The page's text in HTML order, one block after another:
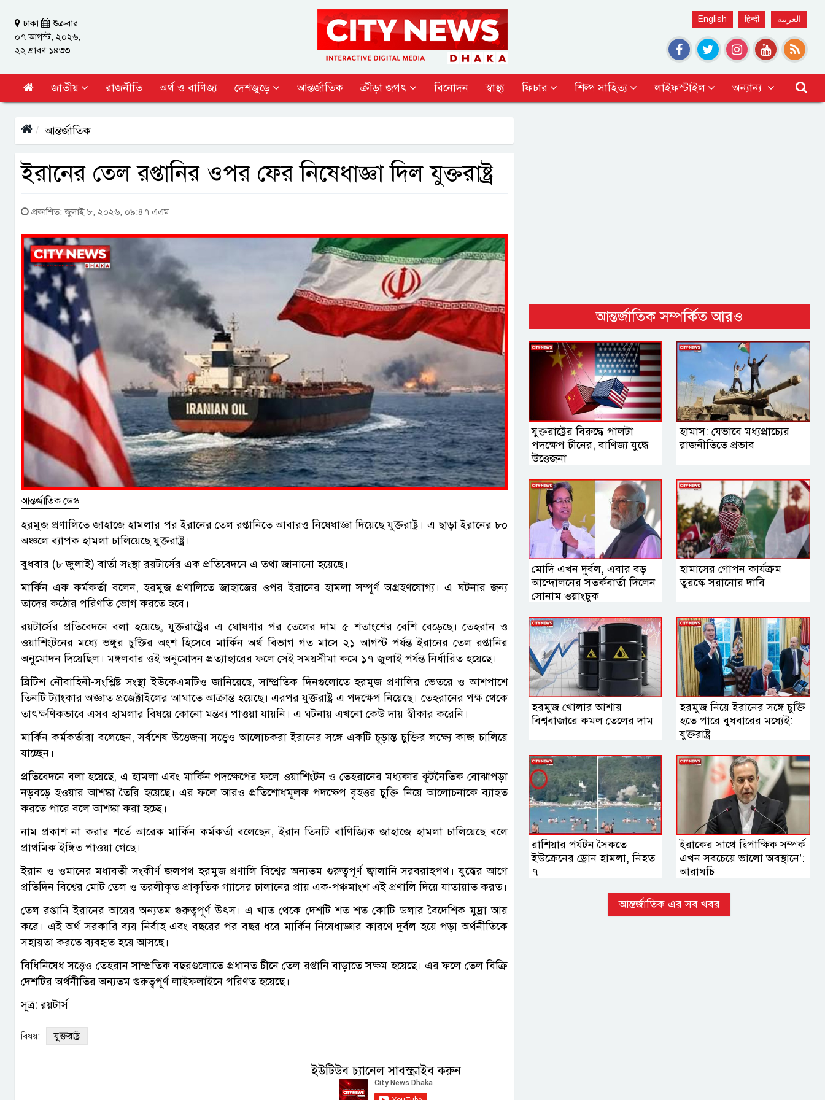
ঢাকা
শুক্রবার
০৭ আগস্ট, ২০২৬,
২২ শ্রাবণ ১৪৩৩
English हिन्दी العربية
জাতীয় রাজনীতি অর্থ ও বাণিজ্য দেশজুড়ে আন্তর্জাতিক ক্রীড়া জগৎ বিনোদন স্বাস্থ্য ফিচার শিল্প সাহিত্য লাইফস্টাইল অন্যান্য
আন্তর্জাতিক
ইরানের তেল রপ্তানির ওপর ফের নিষেধাজ্ঞা দিল যুক্তরাষ্ট্র
প্রকাশিত: জুলাই ৮, ২০২৬, ০৯:৪৭ এএম
আন্তর্জাতিক ডেস্ক
হরমুজ প্রণালিতে জাহাজে হামলার পর ইরানের তেল রপ্তানিতে আবারও নিষেধাজ্ঞা দিয়েছে যুক্তরাষ্ট্র। এ ছাড়া ইরানের ৮০
অঞ্চলে ব্যাপক হামলা চালিয়েছে যুক্তরাষ্ট্র।
বুধবার (৮ জুলাই) বার্তা সংস্থা রয়টার্সের এক প্রতিবেদনে এ তথ্য জানানো হয়েছে।
মার্কিন এক কর্মকর্তা বলেন, হরমুজ প্রণালিতে জাহাজের ওপর ইরানের হামলা সম্পূর্ণ অগ্রহণযোগ্য। এ ঘটনার জন্য
তাদের কঠোর পরিণতি ভোগ করতে হবে।
রয়টার্সের প্রতিবেদনে বলা হয়েছে, যুক্তরাষ্ট্রের এ ঘোষণার পর তেলের দাম ৫ শতাংশের বেশি বেড়েছে। তেহরান ও
ওয়াশিংটনের মধ্যে ভঙ্গুর চুক্তির অংশ হিসেবে মার্কিন অর্থ বিভাগ গত মাসে ২১ আগস্ট পর্যন্ত ইরানের তেল রপ্তানির
অনুমোদন দিয়েছিল। মঙ্গলবার ওই অনুমোদন প্রত্যাহারের ফলে সেই সময়সীমা কমে ১৭ জুলাই পর্যন্ত নির্ধারিত হয়েছে।
ব্রিটিশ নৌবাহিনী-সংশ্লিষ্ট সংস্থা ইউকেএমটিও জানিয়েছে, সাম্প্রতিক দিনগুলোতে হরমুজ প্রণালির ভেতরে ও আশপাশে
তিনটি ট্যাংকার অজ্ঞাত প্রজেক্টাইলের আঘাতে আক্রান্ত হয়েছে। এরপর যুক্তরাষ্ট্র এ পদক্ষেপ নিয়েছে। তেহরানের পক্ষ থেকে
তাৎক্ষণিকভাবে এসব হামলার বিষয়ে কোনো মন্তব্য পাওয়া যায়নি। এ ঘটনায় এখনো কেউ দায় স্বীকার করেনি।
মার্কিন কর্মকর্তারা বলেছেন, সর্বশেষ উত্তেজনা সত্ত্বেও আলোচকরা ইরানের সঙ্গে একটি চূড়ান্ত চুক্তির লক্ষ্যে কাজ চালিয়ে
যাচ্ছেন।
প্রতিবেদনে বলা হয়েছে, এ হামলা এবং মার্কিন পদক্ষেপের ফলে ওয়াশিংটন ও তেহরানের মধ্যকার কূটনৈতিক বোঝাপড়া
নড়বড়ে হওয়ার আশঙ্কা তৈরি হয়েছে। এর ফলে আরও প্রতিশোধমূলক পদক্ষেপ বৃহত্তর চুক্তি নিয়ে আলোচনাকে ব্যাহত
করতে পারে বলে আশঙ্কা করা হচ্ছে।
নাম প্রকাশ না করার শর্তে আরেক মার্কিন কর্মকর্তা বলেছেন, ইরান তিনটি বাণিজ্যিক জাহাজে হামলা চালিয়েছে বলে
প্রাথমিক ইঙ্গিত পাওয়া গেছে।
ইরান ও ওমানের মধ্যবর্তী সংকীর্ণ জলপথ হরমুজ প্রণালি বিশ্বের অন্যতম গুরুত্বপূর্ণ জ্বালানি সরবরাহপথ। যুদ্ধের আগে
প্রতিদিন বিশ্বের মোট তেল ও তরলীকৃত প্রাকৃতিক গ্যাসের চালানের প্রায় এক-পঞ্চমাংশ এই প্রণালি দিয়ে যাতায়াত করত।
তেল রপ্তানি ইরানের আয়ের অন্যতম গুরুত্বপূর্ণ উৎস। এ খাত থেকে দেশটি শত শত কোটি ডলার বৈদেশিক মুদ্রা আয়
করে। এই অর্থ সরকারি ব্যয় নির্বাহ এবং বছরের পর বছর ধরে মার্কিন নিষেধাজ্ঞার কারণে দুর্বল হয়ে পড়া অর্থনীতিকে
সহায়তা করতে ব্যবহৃত হয়ে আসছে।
বিধিনিষেধ সত্ত্বেও তেহরান সাম্প্রতিক বছরগুলোতে প্রধানত চীনে তেল রপ্তানি বাড়াতে সক্ষম হয়েছে। এর ফলে তেল বিক্রি
দেশটির অর্থনীতির অন্যতম গুরুত্বপূর্ণ লাইফলাইনে পরিণত হয়েছে।
সূত্র: রয়টার্স
বিষয়: যুক্তরাষ্ট্র
ইউটিউব চ্যানেল সাবস্ক্রাইব করুন
আন্তর্জাতিক সম্পর্কিত আরও
যুক্তরাষ্ট্রের বিরুদ্ধে পালটা
পদক্ষেপ চীনের, বাণিজ্য যুদ্ধে
‍উত্তেজনা
হামাস: যেভাবে মধ্যপ্রাচ্যের
রাজনীতিতে প্রভাব
মোদি এখন দুর্বল, এবার বড়
আন্দোলনের সতর্কবার্তা দিলেন
সোনাম ওয়াংচুক
হামাসের গোপন কার্যক্রম
তুরস্কে সরানোর দাবি
হরমুজ খোলার আশায়
বিশ্ববাজারে কমল তেলের দাম
হরমুজ নিয়ে ইরানের সঙ্গে চুক্তি
হতে পারে বুধবারের মধ্যেই:
যুক্তরাষ্ট্র
রাশিয়ার পর্যটন সৈকতে
ইউক্রেনের ড্রোন হামলা, নিহত
৭
ইরাকের সাথে দ্বিপাক্ষিক সম্পর্ক
এখন সবচেয়ে ভালো অবস্থানে’:
আরাঘচি
আন্তর্জাতিক এর সব খবর